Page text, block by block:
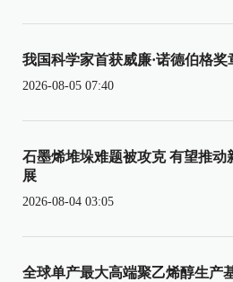
我国科学家首获威廉·诺德伯格奖
2026-08-05 07:40
石墨烯堆垛难题被攻克 有望推动
展
2026-08-04 03:05
全球单产最大高端聚乙烯醇生产